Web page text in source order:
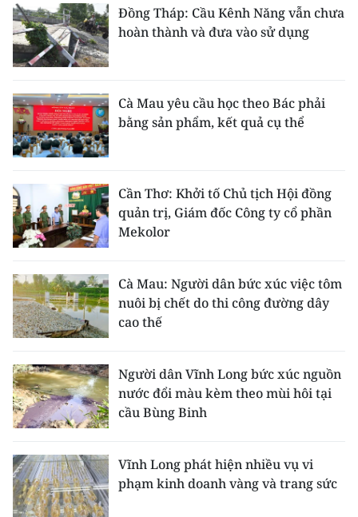
Đồng Tháp: Cầu Kênh Năng vẫn chưa
hoàn thành và đưa vào sử dụng
Cà Mau yêu cầu học theo Bác phải
bằng sản phẩm, kết quả cụ thể
Cần Thơ: Khởi tố Chủ tịch Hội đồng
quản trị, Giám đốc Công ty cổ phần
Mekolor
Cà Mau: Người dân bức xúc việc tôm
nuôi bị chết do thi công đường dây
cao thế
Người dân Vĩnh Long bức xúc nguồn
nước đổi màu kèm theo mùi hôi tại
cầu Bùng Binh
Vĩnh Long phát hiện nhiều vụ vi
phạm kinh doanh vàng và trang sức